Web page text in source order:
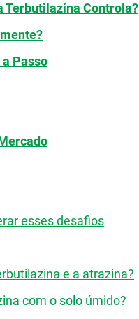
Terbutilazina Controla?
Passo
esses desafios
e a atrazina?
com o solo úmido?